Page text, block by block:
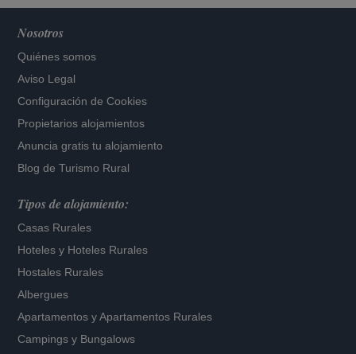
Nosotros
Quiénes somos
Aviso Legal
Configuración de Cookies
Propietarios alojamientos
Anuncia gratis tu alojamiento
Blog de Turismo Rural
Tipos de alojamiento:
Casas Rurales
Hoteles y Hoteles Rurales
Hostales Rurales
Albergues
Apartamentos yApartamentos Rurales
Campings y Bungalows